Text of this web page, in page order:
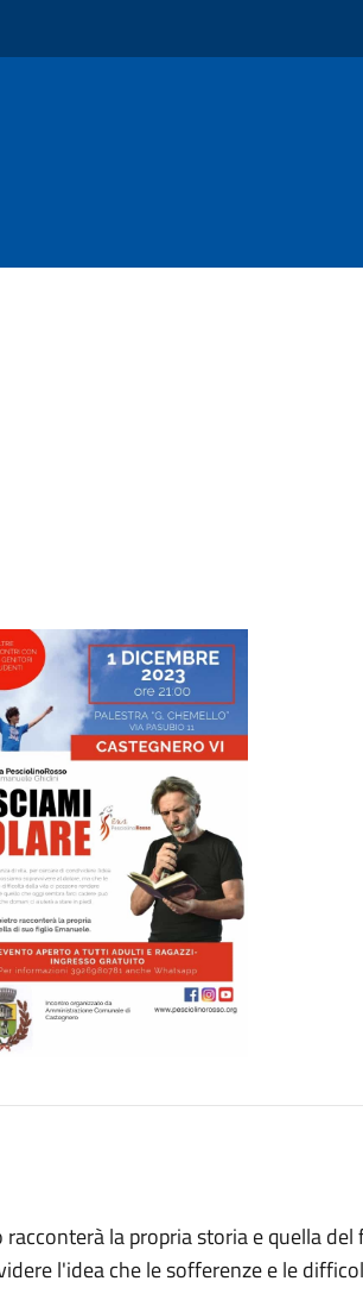
racconterà la propria storia e quella
l'idea che le sofferenze e le